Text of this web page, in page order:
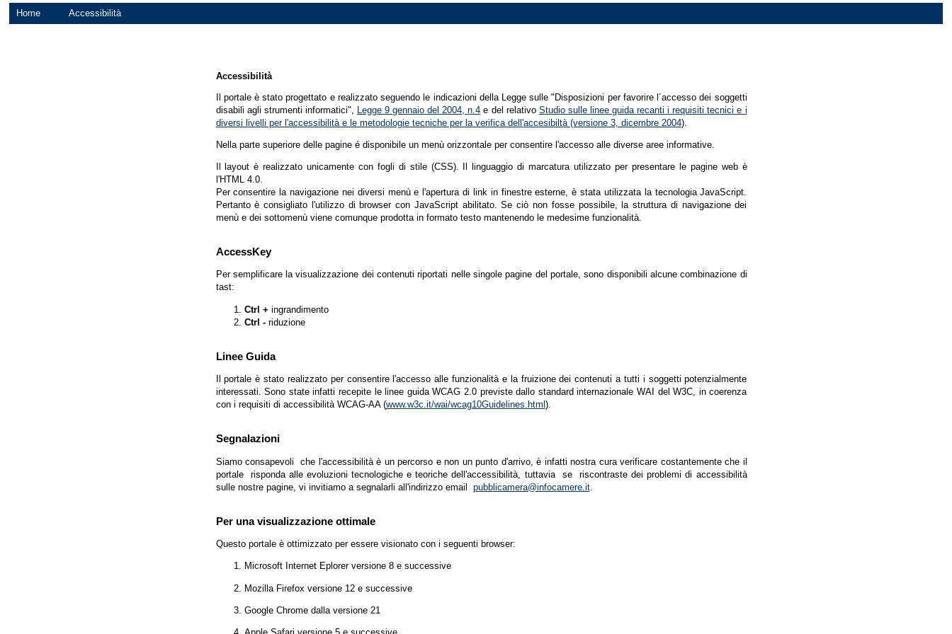
Home Accessibilità
Accessibilità
Il portale è stato progettato e realizzato seguendo le indicazioni della Legge sulle "Disposizioni per favorire l´accesso dei soggetti
disabili agli strumenti informatici", Legge 9 gennaio del 2004, n.4 e del relativo Studio sulle linee guida recanti i requisiti tecnici e i
diversi livelli per l'accessibilità e le metodologie tecniche per la verifica dell'accesibiltà (versione 3, dicembre 2004).
Nella parte superiore delle pagine é disponibile un menù orizzontale per consentire l'accesso alle diverse aree informative.
Il layout è realizzato unicamente con fogli di stile (CSS). Il linguaggio di marcatura utilizzato per presentare le pagine web è
l'HTML 4.0.
Per consentire la navigazione nei diversi menù e l'apertura di link in finestre esterne, è stata utilizzata la tecnologia JavaScript.
Pertanto è consigliato l'utilizzo di browser con JavaScript abilitato. Se ciò non fosse possibile, la struttura di navigazione dei
menù e dei sottomenù viene comunque prodotta in formato testo mantenendo le medesime funzionalità.
AccessKey
Per semplificare la visualizzazione dei contenuti riportati nelle singole pagine del portale, sono disponibili alcune combinazione di
tast:
Ctrl + ingrandimento
Ctrl -riduzione
Linee Guida
Il portale è stato realizzato per consentire l'accesso alle funzionalità e la fruizione dei contenuti a tutti i soggetti potenzialmente
interessati. Sono state infatti recepite le linee guida WCAG 2.0 previste dallo standard internazionale WAI del W3C, in coerenza
con i requisiti di accessibilità WCAG-AA (www.w3c.it/wai/wcag10Guidelines.html ).
Segnalazioni
Siamo consapevoli che l'accessibilità è un percorso e non un punto d'arrivo, è infatti nostra cura verificare costantemente che il
portale risponda alle evoluzioni tecnologiche e teoriche dell'accessibilità, tuttavia se riscontraste dei problemi di accessibilità
sulle nostre pagine, vi invitiamo a segnalarli all'indirizzo email pubblicamera@infocamere.it.
Per una visualizzazione ottimale
Questo portale è ottimizzato per essere visionato con i seguenti browser:
Microsoft Internet Eplorer versione 8 e successive
Mozilla Firefox versione 12 e successive
Google Chrome dalla versione 21